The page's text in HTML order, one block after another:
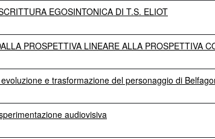
EGOSINTONICA DI T.S. ELIOT
PROSPETTIVA LINEARE ALLA PROSPETTIVA
e trasformazione del personaggio di
audiovisiva